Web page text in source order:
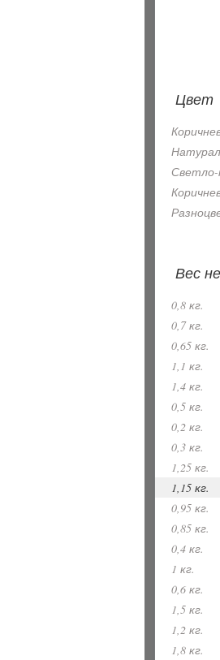
Цвет
Светло-
Вес
0,8 кг.
0,7 кг.
0,65 кг.
1,1 кг.
1,4 кг.
0,5 кг.
0,2 кг.
0,3 кг.
1,25 кг.
1,15 кг.
0,95 кг.
0,85 кг.
0,4 кг.
1 кг.
0,6 кг.
1,5 кг.
1,2 кг.
1,8 кг.